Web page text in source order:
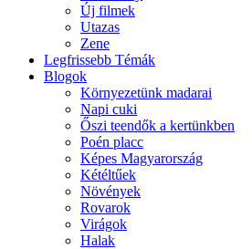
Új filmek
Utazas
Zene
Legfrissebb Témák
Blogok
Környezetünk madarai
Napi cuki
Őszi teendők a kertünkben
Poén placc
Képes Magyarország
Kétéltűek
Növények
Rovarok
Virágok
Halak